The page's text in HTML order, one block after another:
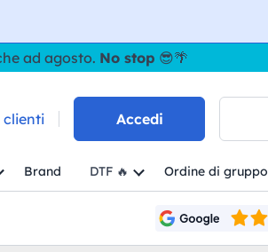
ad agosto. No stop 😎🌴
clienti Accedi
Brand DTF 🔥 Ordine di gruppo